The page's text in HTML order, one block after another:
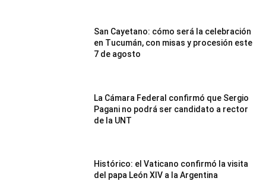
San Cayetano: cómo será la celebración
en Tucumán, con misas y procesión este
7 de agosto
La Cámara Federal confirmó que Sergio
Pagani no podrá ser candidato a rector
de la UNT
Histórico: el Vaticano confirmó la visita
del papa León XIV a la Argentina